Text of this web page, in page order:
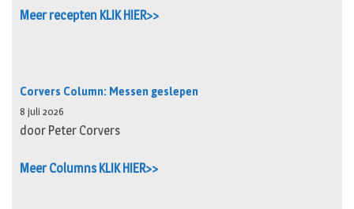
Meer recepten KLIK HIER>>
Corvers Column: Messen geslepen
8 juli 2026
door Peter Corvers
Meer Columns KLIK HIER>>